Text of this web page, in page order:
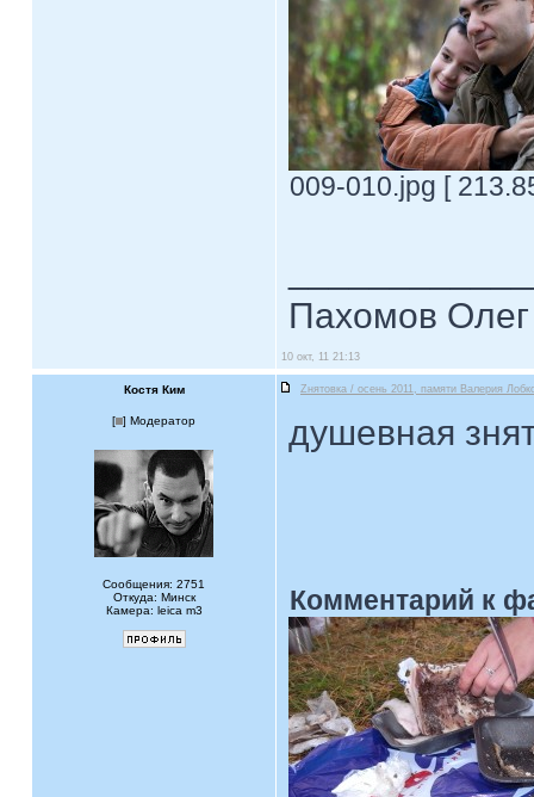
009-010.jpg [
Пахомов
10 окт, 11 21:13
Костя Ким Zнятовка / осень 2011, памяти Валерия
[ ] Модератор
Сообщения: 2751
Откуда: Минск
Камера: leica m3
душевная
Комментарий к